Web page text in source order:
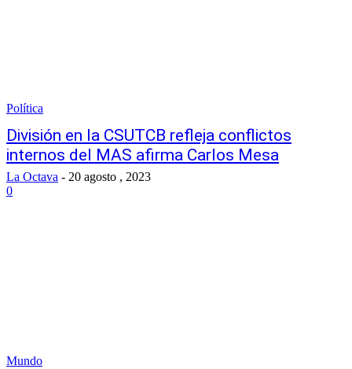
Política
División en la CSUTCB refleja conflictos
internos del MAS afirma Carlos Mesa
La Octava - 20 agosto , 2023
0
Mundo